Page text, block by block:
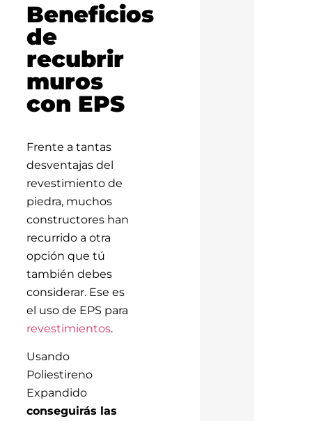
Beneficios
de
recubrir
muros
con EPS
Frente a tantas
desventajas del
revestimiento de
piedra, muchos
constructores han
recurrido a otra
opción que tú
también debes
considerar. Ese es
el uso de EPS para
revestimientos.
Usando
Poliestireno
Expandido
conseguirás las